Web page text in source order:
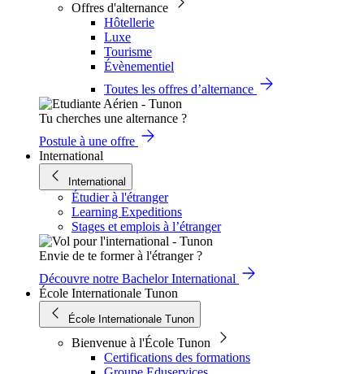
Offres d'alternance
Hôtellerie
Luxe
Tourisme
Évènementiel
Toutes les offres d’alternance
Tu cherches une alternance ?
Postule à une offre
International
International
Étudier à l'étranger
Learning Expeditions
Stages et emplois à l’étranger
Envie de te former à l'étranger ?
Découvre notre Bachelor International
École Internationale Tunon
École Internationale Tunon
Bienvenue à l'École Tunon
Certifications des formations